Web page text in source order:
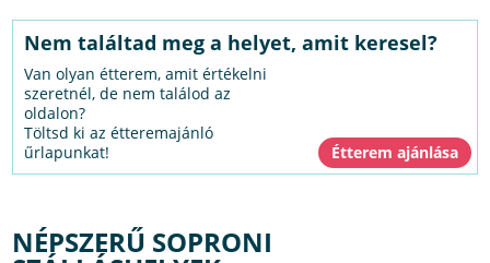
Nem találtad meg a helyet, amit keresel?
Van olyan étterem, amit értékelni
szeretnél, de nem találod az
oldalon?
Töltsd ki az étteremajánló
űrlapunkat!
NÉPSZERŰ SOPRONI